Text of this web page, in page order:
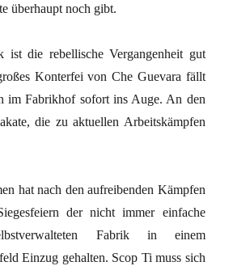
überhaupt noch gibt.
die rebellische Vergangenheit gut
Konterfei von Che Guevara fällt
im Fabrikhof sofort ins Auge. An den
die zu aktuellen Arbeitskämpfen
hat nach den aufreibenden Kämpfen
der nicht immer einfache
Fabrik in einem
Einzug gehalten. Scop Ti muss sich